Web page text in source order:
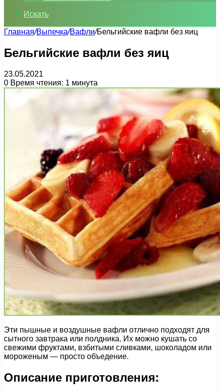
Искать
Главная/Выпечка/Вафли/Бельгийские вафли без яиц
Бельгийские вафли без яиц
23.05.2021
0 Время чтения: 1 минута
Эти пышные и воздушные вафли отлично подходят для
сытного завтрака или полдника. Их можно кушать со
свежими фруктами, взбитыми сливками, шоколадом или
мороженым — просто объедение.
Описание приготовления: